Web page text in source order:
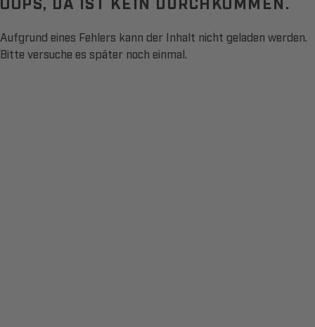
Aufgrund eines Fehlers kann der Inhalt nicht geladen werden.
Bitte versuche es später noch einmal.